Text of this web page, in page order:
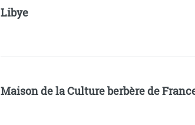
Libye
Maison de la Culture berbère de